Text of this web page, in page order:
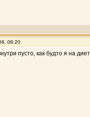
08:20
пусто, как будто я на